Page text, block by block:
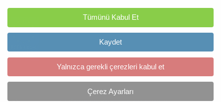
Tümünü Kabul Et
Kaydet
Yalnızca gerekli çerezleri kabul et
Çerez Ayarları